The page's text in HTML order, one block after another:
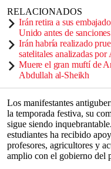
RELACIONADOS
Irán retira a sus
Unido antes de
Irán habría realizado
satelitales analizadas por
Muere el gran muftí de
Abdullah al-Sheikh
Los manifestantes
la temporada festiva, su
sigue siendo
estudiantes ha recibido
profesores, agricultores y
amplio con el gobierno del